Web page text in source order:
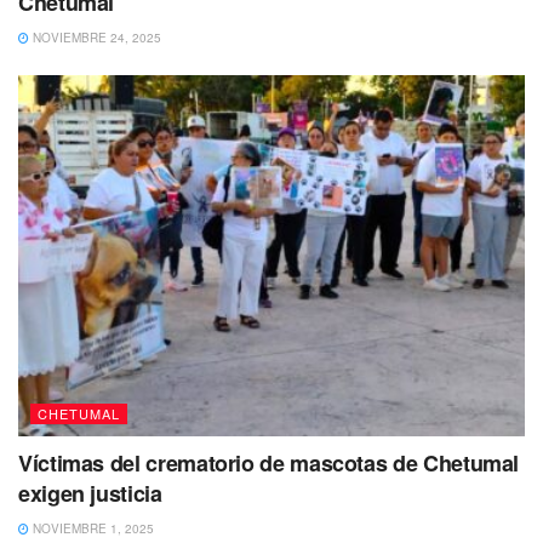
investigación.
No dejes de Leer
NOVIEMBRE 24, 2025
CHETUMAL
Víctimas del crematorio de mascotas de Chetumal
exigen justicia
NOVIEMBRE 1, 2025